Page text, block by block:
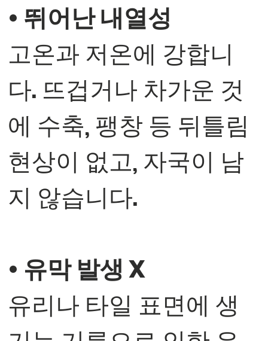
• 뛰어난 내열성
고온과 저온에 강합니
다. 뜨겁거나 차가운 것
에 수축, 팽창 등 뒤틀림
현상이 없고, 자국이 남
지 않습니다.
• 유막 발생 X
유리나 타일 표면에 생